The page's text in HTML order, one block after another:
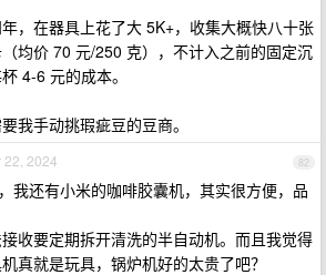
，在器具上花了大 5K+，收集大概快八十张
均价 70 元/250 克），不计入之前的固定沉
4-6 元的成本。
我手动挑瑕疵豆的豆商。
82
22, 2024
我还有小米的咖啡胶囊机，其实很方便，品
收要定期拆开清洗的半自动机。而且我觉得
真就是玩具，锅炉机好的太贵了吧？